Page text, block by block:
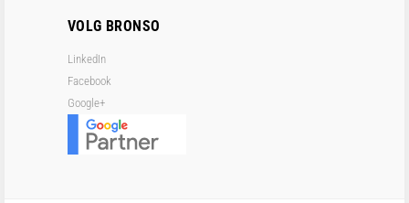
VOLG BRONSO
LinkedIn
Facebook
Google+